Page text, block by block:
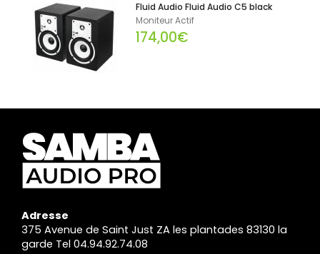
Fluid Audio Fluid Audio C5 black
Moniteur Actif
174,00€
Adresse
375 Avenue de Saint Just ZA les plantades 83130 la
garde Tel 04.94.92.74.08